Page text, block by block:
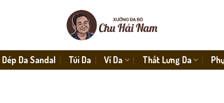
Dép Da Sandal Túi Da Ví Da Thắt Lưng Da